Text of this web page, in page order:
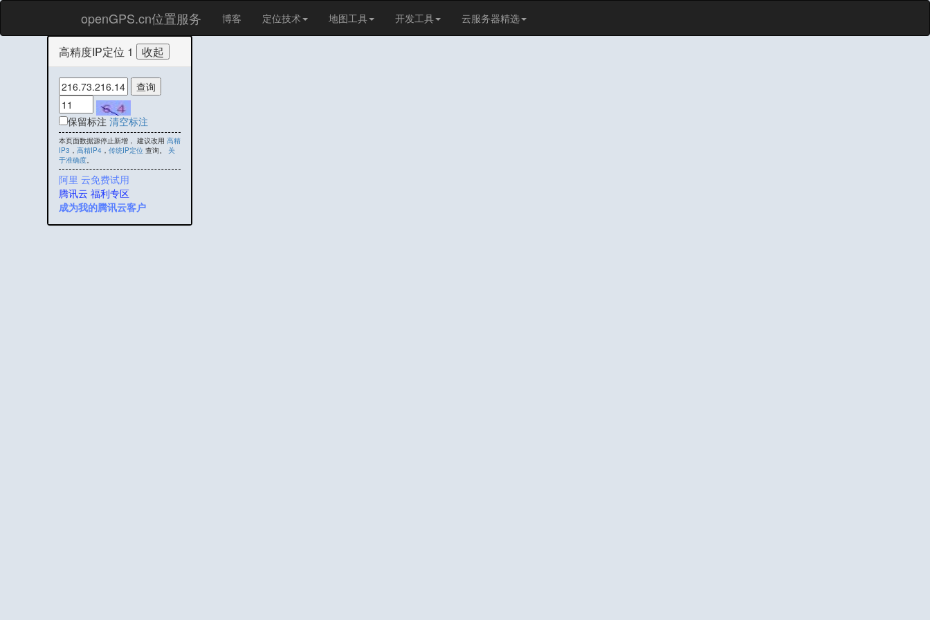
openGPS.cn位置服务 博客 定位技术 地图工具 开发工具 云服务器精选
高精度IP定位 1
保留标注 清空标注
本页面数据源停止新增， 建议改用 高精
IP3 ， 高精IP4 ， 传统IP定位 查询。 关
于准确度。
阿里 云免费试用
腾讯云 福利专区
成为我的腾讯云客户